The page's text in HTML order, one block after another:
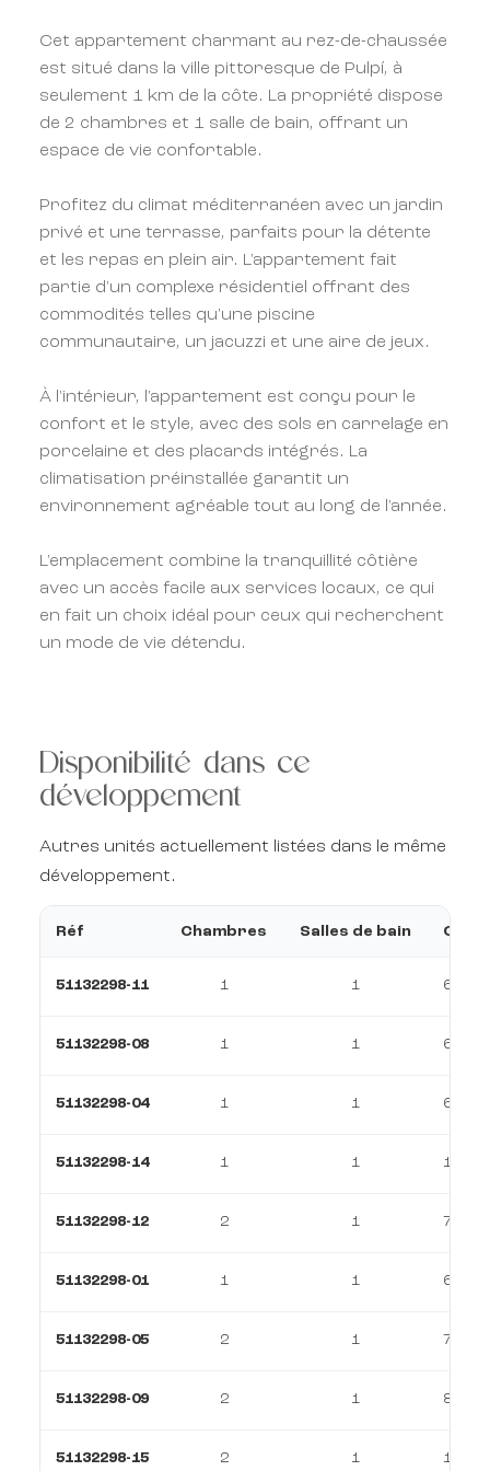
Cet appartement charmant au rez-de-chaussée
est situé dans la ville pittoresque de Pulpí, à
seulement 1 km de la côte. La propriété dispose
de 2 chambres et 1 salle de bain, offrant un
espace de vie confortable.
Profitez du climat méditerranéen avec un jardin
privé et une terrasse, parfaits pour la détente
et les repas en plein air. L'appartement fait
partie d'un complexe résidentiel offrant des
commodités telles qu'une piscine
communautaire, un jacuzzi et une aire de jeux.
À l'intérieur, l'appartement est conçu pour le
confort et le style, avec des sols en carrelage en
porcelaine et des placards intégrés. La
climatisation préinstallée garantit un
environnement agréable tout au long de l'année.
L'emplacement combine la tranquillité côtière
avec un accès facile aux services locaux, ce qui
en fait un choix idéal pour ceux qui recherchent
un mode de vie détendu.
Disponibilité dans ce
développement
Autres unités actuellement listées dans le même
développement.
Réf Chambres Salles de bain
51132298-11 1 1 67 m²
51132298-08 1 1 67 m²
51132298-04 1 1 67 m²
51132298-14 1 1 116
51132298-12 2 1 74 m²
51132298-01 1 1 67 m²
51132298-05 2 1 72 m²
51132298-09 2 1 81 m²
51132298-15 2 1 125